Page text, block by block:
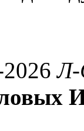
2026